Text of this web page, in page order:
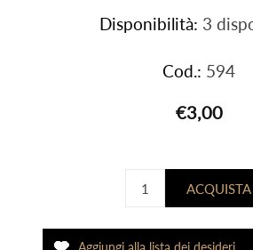
Disponibilità: 3
Cod.: 594
€3,00